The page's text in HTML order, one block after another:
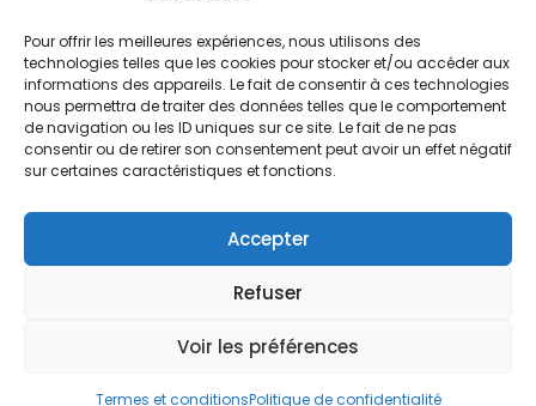
Pour offrir les meilleures expériences, nous utilisons des
technologies telles que les cookies pour stocker et/ou accéder aux
informations des appareils. Le fait de consentir à ces technologies
nous permettra de traiter des données telles que le comportement
de navigation ou les ID uniques sur ce site. Le fait de ne pas
consentir ou de retirer son consentement peut avoir un effet négatif
sur certaines caractéristiques et fonctions.
Accepter
Refuser
Voir les préférences
Termes et conditionsPolitique de confidentialité
CONTACTEZ-NOUS
1 (418) 694-7393
info@boutiqueloulou.com